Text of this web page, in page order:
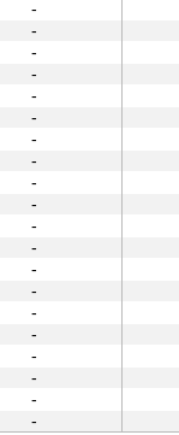
-
-
-
-
-
-
-
-
-
-
-
-
-
-
-
-
-
-
-
-